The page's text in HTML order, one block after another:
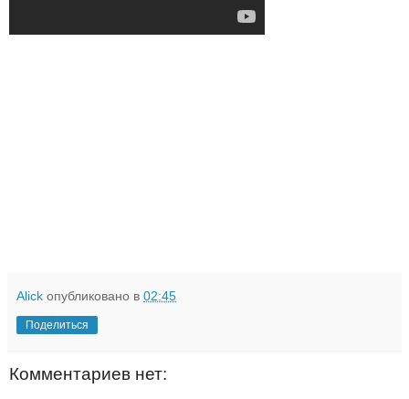
Alick опубликовано в 02:45
Поделиться
Комментариев нет: